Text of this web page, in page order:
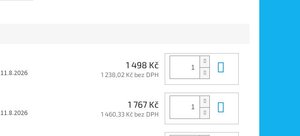
11.8.2026
1 498 Kč
1 238,02 Kč bez DPH
11.8.2026
1 767 Kč
1 460,33 Kč bez DPH